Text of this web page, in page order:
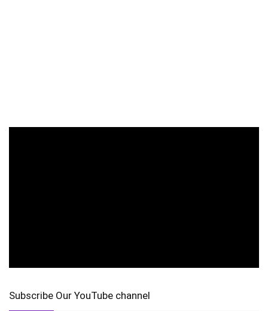
Subscribe Our YouTube channel